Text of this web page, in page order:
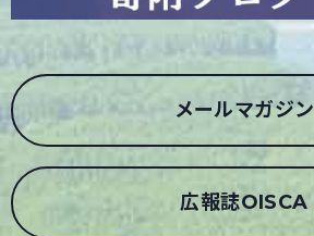
メールマガジン
広報誌OISCA